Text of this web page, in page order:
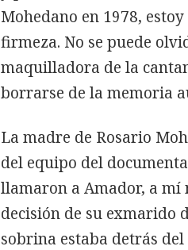
Mohedano en 1978,
firmeza. No se puede
maquilladora de la
borrarse de la memoria
La madre de Rosario
del equipo del
llamaron a Amador, a mí
decisión de su exmarido
sobrina estaba detrás